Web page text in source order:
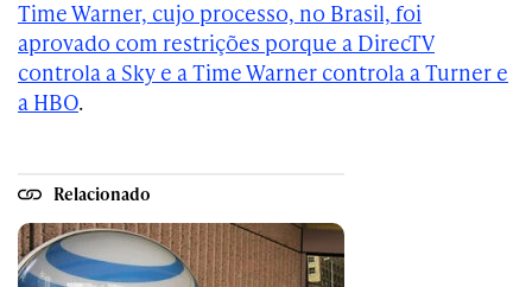
Time Warner, cujo processo, no Brasil, foi
aprovado com restrições porque a DirecTV
controla a Sky e a Time Warner controla a Turner e
a HBO.
Relacionado